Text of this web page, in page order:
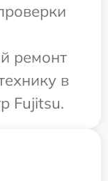
ремонт
в
Fujitsu.